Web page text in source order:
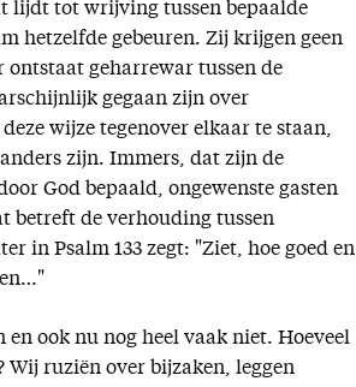
lijdt tot wrijving tussen bepaalde
hetzelfde gebeuren. Zij krijgen geen
ontstaat geharrewar tussen de
gegaan zijn over
wijze tegenover elkaar te staan,
zijn. Immers, dat zijn de
God bepaald, ongewenste gasten
betreft de verhouding tussen
in Psalm 133 zegt: "Ziet, hoe goed en
ook nu nog heel vaak niet. Hoeveel
ruziën over bijzaken, leggen